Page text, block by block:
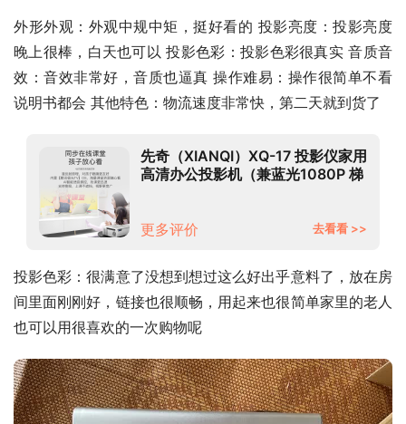
外形外观：外观中规中矩，挺好看的 投影亮度：投影亮度
晚上很棒，白天也可以 投影色彩：投影色彩很真实 音质音
效：音效非常好，音质也逼真 操作难易：操作很简单不看
说明书都会 其他特色：物流速度非常快，第二天就到货了
先奇（XIANQI）XQ-17 投影仪家用
高清办公投影机（兼蓝光1080P 梯
更多评价
去看看 >>
投影色彩：很满意了没想到想过这么好出乎意料了，放在房
间里面刚刚好，链接也很顺畅，用起来也很简单家里的老人
也可以用很喜欢的一次购物呢